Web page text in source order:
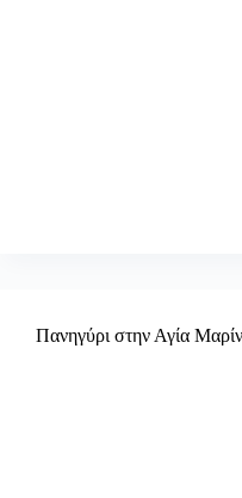
Πανηγύρι στην Αγία